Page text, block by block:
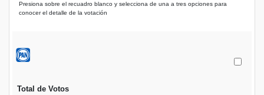
Presiona sobre el recuadro blanco y selecciona de una a tres opciones para
conocer el detalle de la votación
Total de Votos